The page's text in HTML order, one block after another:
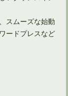
スムーズな始動
ードプレスなど